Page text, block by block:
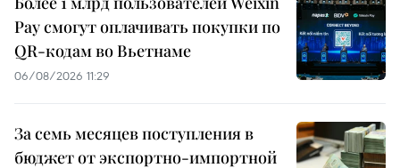
Pay смогут оплачивать покупки по
QR-кодам во Вьетнаме
06/08/2026 11:29
За семь месяцев поступления в
бюджет от экспортно-импортной